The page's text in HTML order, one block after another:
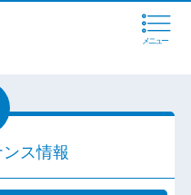
メニュー
ス情報